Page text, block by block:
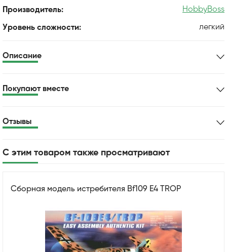
Производитель: HobbyBoss
Уровень сложности: легкий
Описание
Покупают вместе
Отзывы
С этим товаром также просматривают
Сборная модель истребителя Bf109 E4 TROP